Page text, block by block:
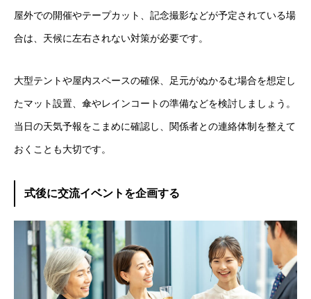
屋外での開催やテープカット、記念撮影などが予定されている場
合は、天候に左右されない対策が必要です。
大型テントや屋内スペースの確保、足元がぬかるむ場合を想定し
たマット設置、傘やレインコートの準備などを検討しましょう。
当日の天気予報をこまめに確認し、関係者との連絡体制を整えて
おくことも大切です。
式後に交流イベントを企画する